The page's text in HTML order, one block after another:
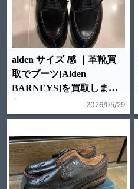
alden サイズ 感 ｜革靴買
取でブーツ[Alden
BARNEYS]を買取しまし
た。
2026/05/29